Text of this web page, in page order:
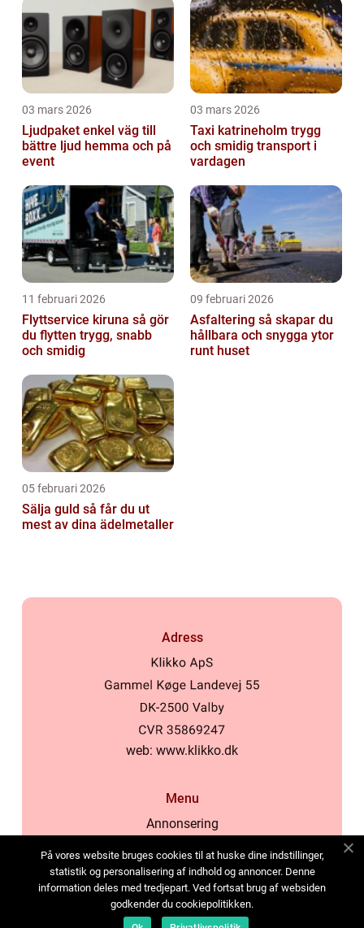
03 mars 2026
Ljudpaket enkel väg till
bättre ljud hemma och på
event
03 mars 2026
Taxi katrineholm trygg
och smidig transport i
vardagen
11 februari 2026
Flyttservice kiruna så gör
du flytten trygg, snabb
och smidig
09 februari 2026
Asfaltering så skapar du
hållbara och snygga ytor
runt huset
05 februari 2026
Sälja guld så får du ut
mest av dina ädelmetaller
Adress
web: www.klikko.dk
Menu
Annonsering
Cookies
Kontakta oss
Sitemap
På vores website bruges cookies til at huske dine indstillinger,
statistik og personalisering af indhold og annoncer. Denne
information deles med tredjepart. Ved fortsat brug af websiden
godkender du cookiepolitikken.